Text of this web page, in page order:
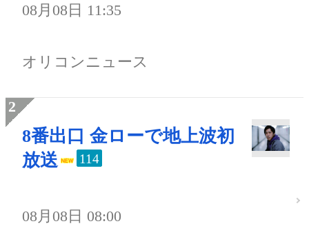
08月08日 11:35
オリコンニュース
8番出口 金ローで地上波初
放送
114
08月08日 08:00